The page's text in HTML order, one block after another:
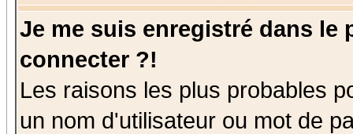
Je me suis enregistré dans le
connecter ?!
Les raisons les plus probables
un nom d'utilisateur ou mot de